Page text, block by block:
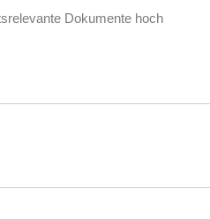
Dokumente hoch